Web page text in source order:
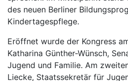
des neuen Berliner
Kindertagespflege.
Eröffnet wurde der Kongress
Katharina Günther-Wünsch,
Jugend und Familie. Am
Liecke, Staatssekretär für